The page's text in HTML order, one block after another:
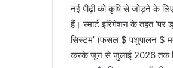
नई पीढ़ी को कृषि से जोड़ने के
हैं। स्मार्ट इरिगेशन के तहत ‘पर
सिस्टम’ (फसल $ पशुपालन $
करके जून से जुलाई 2026 तक